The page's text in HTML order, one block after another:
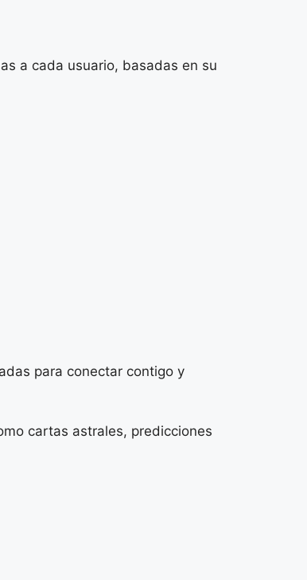
a cada usuario, basadas en su
para conectar contigo y
cartas astrales, predicciones